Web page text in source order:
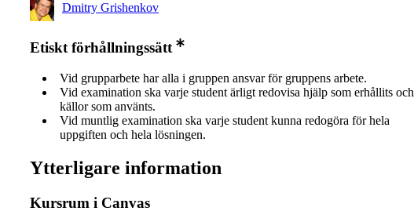
Dmitry Grishenkov
Etiskt förhållningssätt
Vid grupparbete har alla i gruppen ansvar för gruppens arbete.
Vid examination ska varje student ärligt redovisa hjälp som erhållits och
källor som använts.
Vid muntlig examination ska varje student kunna redogöra för hela
uppgiften och hela lösningen.
Ytterligare information
Kursrum i Canvas